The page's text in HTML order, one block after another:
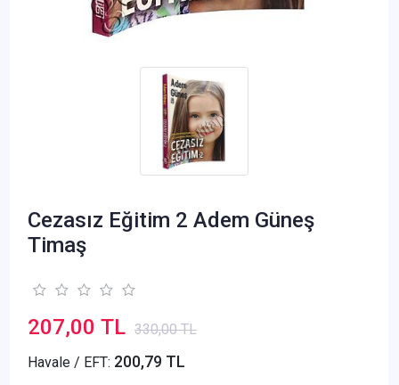
Cezasız Eğitim 2 Adem Güneş
Timaş
207,00 TL 330,00 TL
Havale / EFT: 200,79 TL